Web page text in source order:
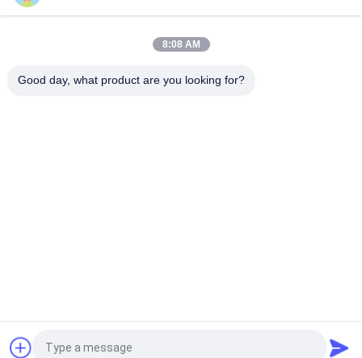
6 ও 'ক্লক কং LCD মডিউল, 160 এক্স 96 আইএসও 14001 হোয়াইট LED FSTN
8:08 AM
Good day, what product are you looking for?